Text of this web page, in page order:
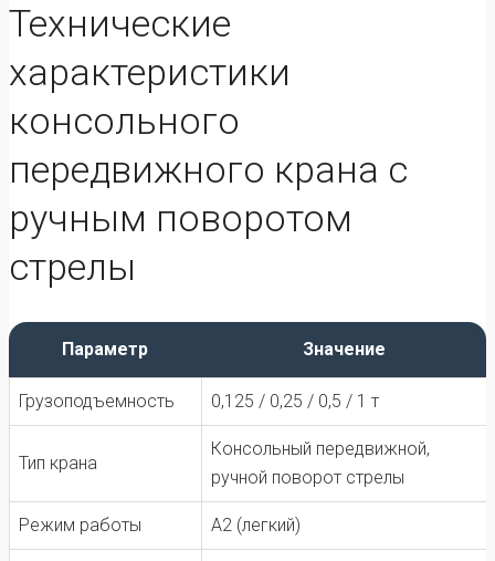
Технические
характеристики
консольного
передвижного крана с
ручным поворотом
стрелы
Параметр Значение
Грузоподъемность 0,125 / 0,25 / 0,5 / 1 т
Тип крана
Консольный передвижной,
ручной поворот стрелы
Режим работы А2 (легкий)